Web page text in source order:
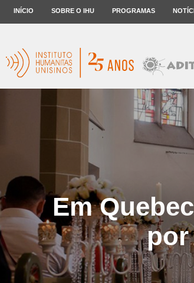
INÍCIO SOBRE O IHU PROGRAMAS
Em
por